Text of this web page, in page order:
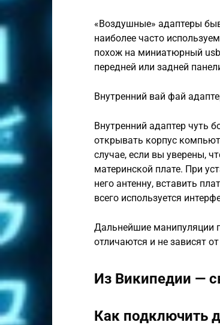
«Воздушные» адаптеры
наиболее часто
похож на миниатюрный
передней или задней
Внутренний вай фай
Внутренний адаптер чуть
открывать корпус
случае, если вы уверены,
материнской плате. При
него антенну, вставить
всего используется
Дальнейшие манипуляции
отличаются и не зависят
Из Википедии —
Как подключить